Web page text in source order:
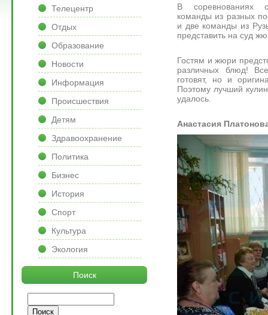
В соревнованиях
команды из разных
и две команды из
представить на суд
Гостям и жюри
различных блюд!
готовят, но и
Поэтому лучший
удалось.
Анастасия
Телецентр
Отдых
Образование
Новости
Информация
Происшествия
Детям
Здравоохранение
Политика
Бизнес
История
Спорт
Культура
Экология
Поиск